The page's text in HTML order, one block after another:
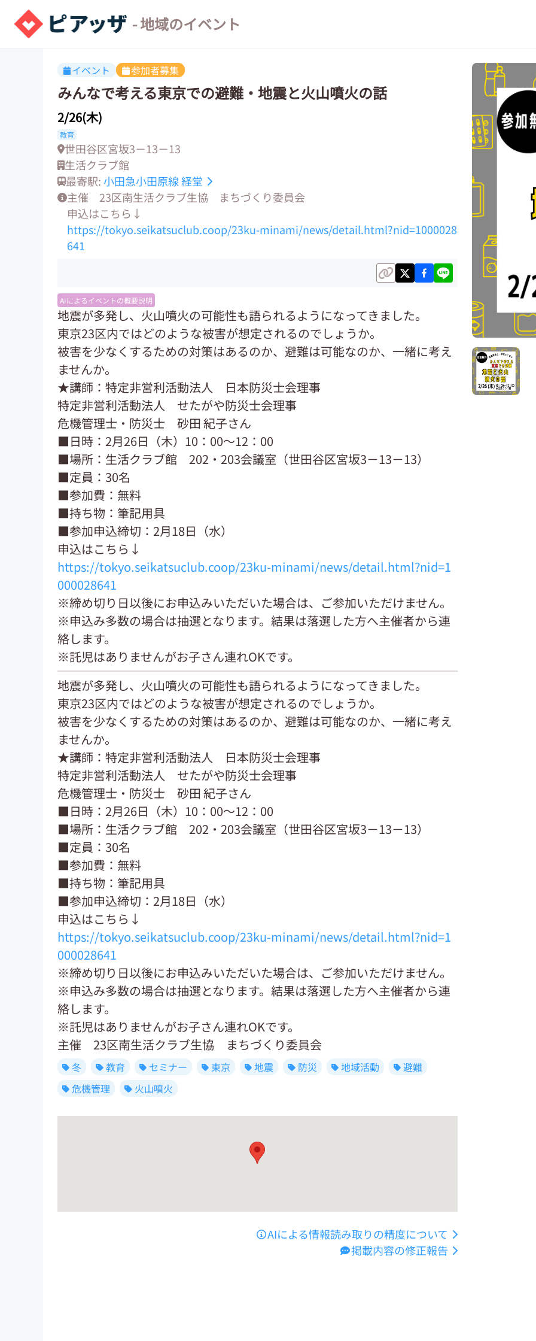
- 地域のイベント
イベント 参加者募集
みんなで考える東京での避難・地震と火山噴火の話
2/26(木)
教育
世田谷区宮坂3－13－13
生活クラブ館
最寄駅:小田急小田原線経堂
主催 23区南生活クラブ生協 まちづくり委員会
申込はこちら↓
https://tokyo.seikatsuclub.coop/23ku-minami/news/detail.html?nid=1000028
641
AIによるイベントの概要説明
地震が多発し、火山噴火の可能性も語られるようになってきました。
東京23区内ではどのような被害が想定されるのでしょうか。
被害を少なくするための対策はあるのか、避難は可能なのか、一緒に考え
ませんか。
★講師：特定非営利活動法人 日本防災士会理事
特定非営利活動法人 せたがや防災士会理事
危機管理士・防災士 砂田 紀子さん
■日時：2月26日（木）10：00～12：00
■場所：生活クラブ館 202・203会議室（世田谷区宮坂3－13－13）
■定員：30名
■参加費：無料
■持ち物：筆記用具
■参加申込締切：2月18日（水）
申込はこちら↓
https://tokyo.seikatsuclub.coop/23ku-minami/news/detail.html?nid=1
000028641
※締め切り日以後にお申込みいただいた場合は、ご参加いただけません。
※申込み多数の場合は抽選となります。結果は落選した方へ主催者から連
絡します。
※託児はありませんがお子さん連れOKです。
地震が多発し、火山噴火の可能性も語られるようになってきました。
東京23区内ではどのような被害が想定されるのでしょうか。
被害を少なくするための対策はあるのか、避難は可能なのか、一緒に考え
ませんか。
★講師：特定非営利活動法人 日本防災士会理事
特定非営利活動法人 せたがや防災士会理事
危機管理士・防災士 砂田 紀子さん
■日時：2月26日（木）10：00～12：00
■場所：生活クラブ館 202・203会議室（世田谷区宮坂3－13－13）
■定員：30名
■参加費：無料
■持ち物：筆記用具
■参加申込締切：2月18日（水）
申込はこちら↓
https://tokyo.seikatsuclub.coop/23ku-minami/news/detail.html?nid=1
000028641
※締め切り日以後にお申込みいただいた場合は、ご参加いただけません。
※申込み多数の場合は抽選となります。結果は落選した方へ主催者から連
絡します。
※託児はありませんがお子さん連れOKです。
主催 23区南生活クラブ生協 まちづくり委員会
冬 教育 セミナー 東京 地震 防災 地域活動
避難
危機管理
火山噴火
AIによる情報読み取りの精度について
掲載内容の修正報告